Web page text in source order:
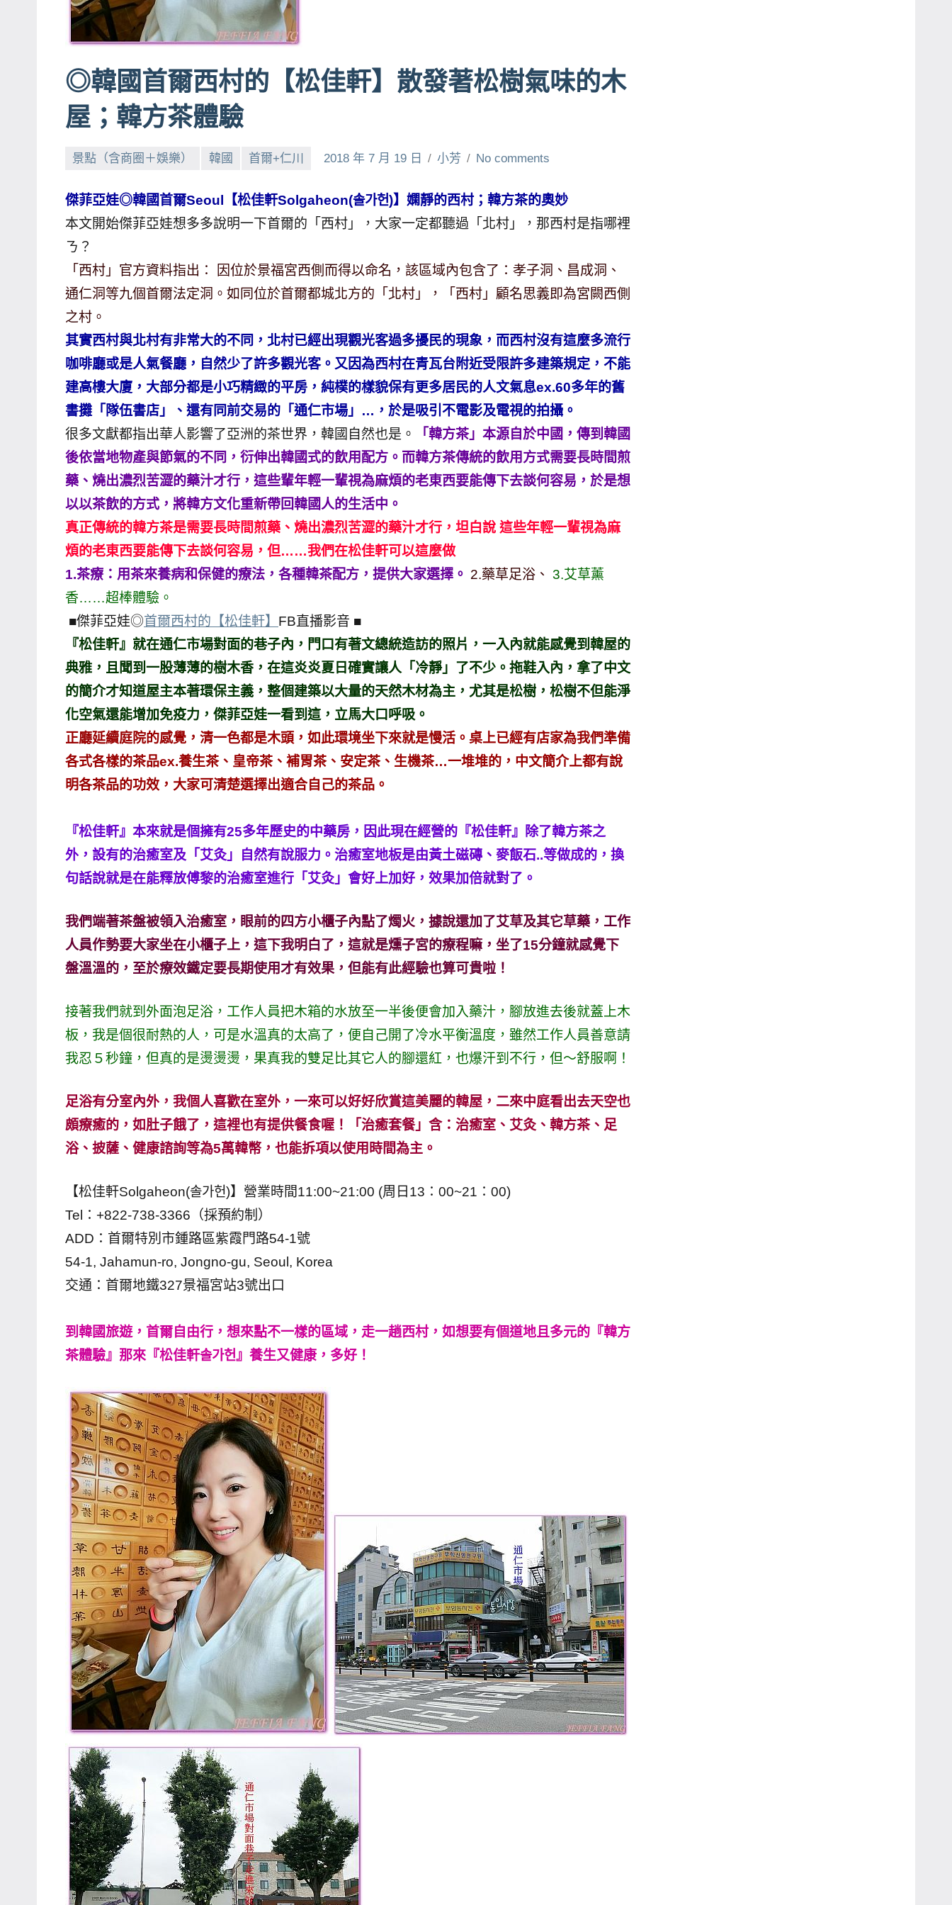
賓、
News
探
節
班
外
景
持、
吳
哥
窟
泰
國
旅
遊
書
作
者、
發
表
會
及
動
持、
學
校
企
業
座、
落
客
及
遊
誌
專
觀
光
局
達
人
對
★
◎韓國首爾西村的【松佳軒】散發著松樹氣味的木
屋；韓方茶體驗
景點（含商圈＋娛樂） 韓國 首爾+仁川 2018 年 7 月 19 日 小芳 No comments
傑菲亞娃◎韓國首爾Seoul【松佳軒Solgaheon(솔가헌)】嫻靜的西村；韓方茶的奧妙
本文開始傑菲亞娃想多多說明一下首爾的「西村」，大家一定都聽過「北村」，那西村是指哪裡
ㄋ？
「西村」官方資料指出： 因位於景福宮西側而得以命名，該區域內包含了：孝子洞、昌成洞、
通仁洞等九個首爾法定洞。如同位於首爾都城北方的「北村」，「西村」顧名思義即為宮闕西側
之村。
其實西村與北村有非常大的不同，北村已經出現觀光客過多擾民的現象，而西村沒有這麼多流行
咖啡廳或是人氣餐廳，自然少了許多觀光客。又因為西村在青瓦台附近受限許多建築規定，不能
建高樓大廈，大部分都是小巧精緻的平房，純樸的樣貌保有更多居民的人文氣息ex.60多年的舊
書攤「隊伍書店」、還有同前交易的「通仁市場」…，於是吸引不電影及電視的拍攝。
很多文獻都指出華人影響了亞洲的茶世界，韓國自然也是。
「韓方茶」本源自於中國，傳到韓國
後依當地物產與節氣的不同，衍伸出韓國式的飲用配方。而韓方茶傳統的飲用方式需要長時間煎
藥、燒出濃烈苦澀的藥汁才行，這些輩年輕一輩視為麻煩的老東西要能傳下去談何容易，於是想
以以茶飲的方式，將韓方文化重新帶回韓國人的生活中。
真正傳統的韓方茶是需要長時間煎藥、燒出濃烈苦澀的藥汁才行，坦白說 這些年輕一輩視為麻
煩的老東西要能傳下去談何容易，但……我們在松佳軒可以這麼做
1.茶療：用茶來養病和保健的療法，各種韓茶配方，提供大家選擇。 2.藥草足浴、 3.艾草薰
香……超棒體驗。
■傑菲亞娃◎首爾西村的【松佳軒】 FB直播影音 ■
『松佳軒』就在通仁市場對面的巷子內，門口有著文總統造訪的照片，一入內就能感覺到韓屋的
典雅，且聞到一股薄薄的樹木香，在這炎炎夏日確實讓人「冷靜」了不少。拖鞋入內，拿了中文
的簡介才知道屋主本著環保主義，整個建築以大量的天然木材為主，尤其是松樹，松樹不但能淨
化空氣還能增加免疫力，傑菲亞娃一看到這，立馬大口呼吸。
正廳延續庭院的感覺，清一色都是木頭，如此環境坐下來就是慢活。桌上已經有店家為我們準備
各式各樣的茶品ex.養生茶、皇帝茶、補胃茶、安定茶、生機茶…一堆堆的，中文簡介上都有說
明各茶品的功效，大家可清楚選擇出適合自己的茶品。
『松佳軒』本來就是個擁有25多年歷史的中藥房，因此現在經營的『松佳軒』除了韓方茶之
外，設有的治癒室及「艾灸」自然有說服力。治癒室地板是由黃土磁磚、麥飯石..等做成的，換
句話說就是在能釋放傅黎的治癒室進行「艾灸」會好上加好，效果加倍就對了。
我們端著茶盤被領入治癒室，眼前的四方小櫃子內點了燭火，據說還加了艾草及其它草藥，工作
人員作勢要大家坐在小櫃子上，這下我明白了，這就是燻子宮的療程嘛，坐了15分鐘就感覺下
盤溫溫的，至於療效鐵定要長期使用才有效果，但能有此經驗也算可貴啦！
接著我們就到外面泡足浴，工作人員把木箱的水放至一半後便會加入藥汁，腳放進去後就蓋上木
板，我是個很耐熱的人，可是水溫真的太高了，便自己開了冷水平衡溫度，雖然工作人員善意請
我忍５秒鐘，但真的是燙燙燙，果真我的雙足比其它人的腳還紅，也爆汗到不行，但～舒服啊！
足浴有分室內外，我個人喜歡在室外，一來可以好好欣賞這美麗的韓屋，二來中庭看出去天空也
頗療癒的，如肚子餓了，這裡也有提供餐食喔！「治癒套餐」含：治癒室、艾灸、韓方茶、足
浴、披薩、健康諮詢等為5萬韓幣，也能拆項以使用時間為主。
【松佳軒Solgaheon(솔가헌)】營業時間11:00~21:00 (周日13：00~21：00)
Tel：+822-738-3366（採預約制）
ADD：首爾特別市鍾路區紫霞門路54-1號
54-1, Jahamun-ro, Jongno-gu, Seoul, Korea
交通：首爾地鐵327景福宮站3號出口
到韓國旅遊，首爾自由行，想來點不一樣的區域，走一趟西村，如想要有個道地且多元的『韓方
茶體驗』那來『松佳軒솔가헌』養生又健康，多好！